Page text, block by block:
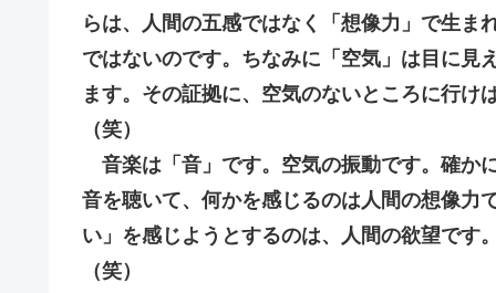
らは、人間の五感ではなく「想像力」で生ま
ではないのです。ちなみに「空気」は目に見
ます。その証拠に、空気のないところに行
（笑）
音楽は「音」です。空気の振動です。確か
音を聴いて、何かを感じるのは人間の想像力
い」を感じようとするのは、人間の欲望です
（笑）